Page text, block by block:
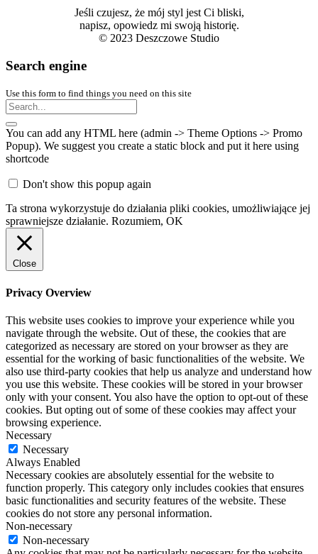
Jeśli czujesz, że mój styl jest Ci bliski,
napisz, opowiedz mi swoją historię.
© 2023 Deszczowe Studio
Search engine
Use this form to find things you need on this site
You can add any HTML here (admin -> Theme Options -> Promo
Popup). We suggest you create a static block and put it here using
shortcode
Don't show this popup again
Ta strona wykorzystuje do działania pliki cookies, umożliwiające jej
sprawniejsze działanie. Rozumiem, OK
Close
Privacy Overview
This website uses cookies to improve your experience while you
navigate through the website. Out of these, the cookies that are
categorized as necessary are stored on your browser as they are
essential for the working of basic functionalities of the website. We
also use third-party cookies that help us analyze and understand how
you use this website. These cookies will be stored in your browser
only with your consent. You also have the option to opt-out of these
cookies. But opting out of some of these cookies may affect your
browsing experience.
Necessary
Necessary
Always Enabled
Necessary cookies are absolutely essential for the website to
function properly. This category only includes cookies that ensures
basic functionalities and security features of the website. These
cookies do not store any personal information.
Non-necessary
Non-necessary